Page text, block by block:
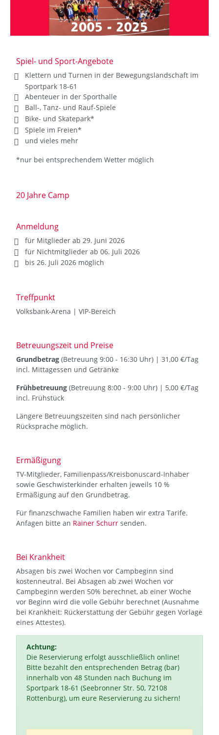
Spiel- und Sport-Angebote
Klettern und Turnen in der Bewegungslandschaft im
Sportpark 18-61
Abenteuer in der Sporthalle
Ball-, Tanz- und Rauf-Spiele
Bike- und Skatepark*
Spiele im Freien*
und vieles mehr
*nur bei entsprechendem Wetter möglich
20 Jahre Camp
Anmeldung
für Mitglieder ab 29. Juni 2026
für Nichtmitglieder ab 06. Juli 2026
bis 26. Juli 2026 möglich
Treffpunkt
Volksbank-Arena | VIP-Bereich
Betreuungszeit und Preise
Grundbetrag (Betreuung 9:00 - 16:30 Uhr) | 31,00 €/Tag
incl. Mittagessen und Getränke
Frühbetreuung (Betreuung 8:00 - 9:00 Uhr) | 5,00 €/Tag
incl. Frühstück
Längere Betreuungszeiten sind nach persönlicher
Rücksprache möglich.
Ermäßigung
TV-Mitglieder, Familienpass/Kreisbonuscard-Inhaber
sowie Geschwisterkinder erhalten jeweils 10 %
Ermäßigung auf den Grundbetrag.
Für finanzschwache Familien haben wir extra Tarife.
Anfagen bitte an Rainer Schurr senden.
Bei Krankheit
Absagen bis zwei Wochen vor Campbeginn sind
kostenneutral. Bei Absagen ab zwei Wochen vor
Campbeginn werden 50% berechnet, ab einer Woche
vor Beginn wird die volle Gebühr berechnet (Ausnahme
bei Krankheit: Rückerstattung der Gebühr gegen Vorlage
eines Attestes).
Achtung:
Die Reservierung erfolgt ausschließlich online!
Bitte bezahlt den entsprechenden Betrag (bar)
innerhalb von 48 Stunden nach Buchung im
Sportpark 18-61 (Seebronner Str. 50, 72108
Rottenburg), um eure Reservierung zu sichern!